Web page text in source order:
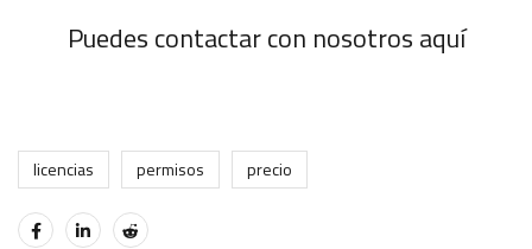
Puedes contactar con nosotros aquí
licencias permisos precio